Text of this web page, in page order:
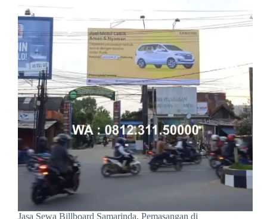
Jasa Sewa Billboard Samarinda, Pemasangan di